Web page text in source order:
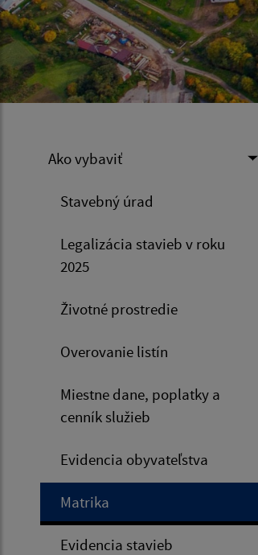
Ako vybaviť
Stavebný úrad
Legalizácia stavieb v roku
2025
Životné prostredie
Overovanie listín
Miestne dane, poplatky a
cenník služieb
Evidencia obyvateľstva
Matrika
Evidencia stavieb